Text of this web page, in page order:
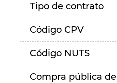
Tipo de contrato
Código CPV
Código NUTS
Compra pública de